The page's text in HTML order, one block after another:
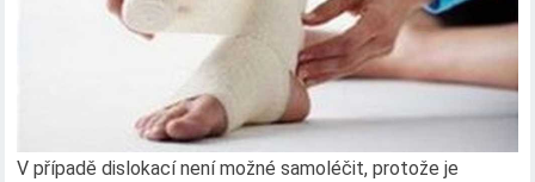
V případě dislokací není možné samoléčit, protože je